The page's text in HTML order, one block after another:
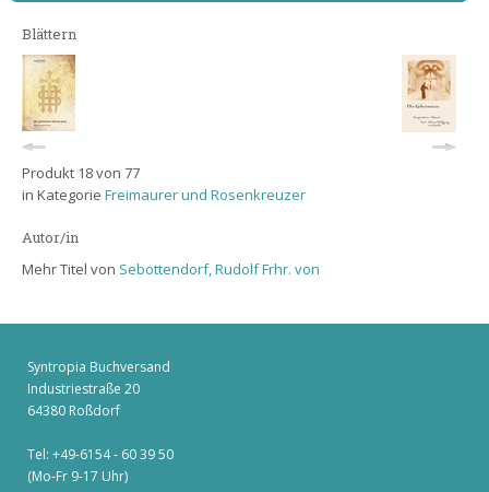
Blättern
Produkt 18 von 77
in Kategorie Freimaurer und Rosenkreuzer
Autor/in
Mehr Titel von Sebottendorf, Rudolf Frhr. von
Syntropia Buchversand
Industriestraße 20
64380 Roßdorf
Tel: +49-6154 - 60 39 50
(Mo-Fr 9-17 Uhr)